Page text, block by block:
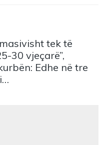
tek të
30 vjeçarë”,
Edhe në tre